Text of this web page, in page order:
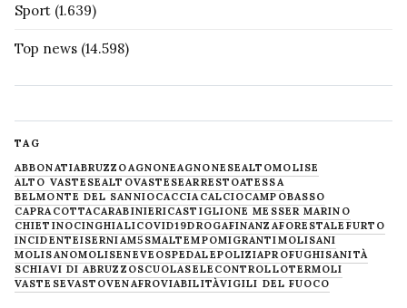
Sport (1.639)
Top news (14.598)
TAG
ABBONATIABRUZZOAGNONEAGNONESEALTOMOLISE
ALTO VASTESEALTOVASTESEARRESTOATESSA
BELMONTE DEL SANNIOCACCIACALCIOCAMPOBASSO
CAPRACOTTACARABINIERICASTIGLIONE MESSER MARINO
CHIETINOCINGHIALICOVID19DROGAFINANZAFORESTALE FURTO
INCIDENTEISERNIAM5SMALTEMPOMIGRANTIMOLISANI
MOLISANOMOLISENEVE OSPEDALEPOLIZIAPROFUGHISANITÀ
SCHIAVI DI ABRUZZOSCUOLASELECONTROLLOTERMOLI
VASTESEVASTOVENAFROVIABILITÀVIGILI DEL FUOCO